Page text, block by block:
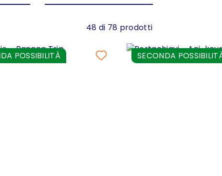
48 di 78 prodotti
POSSIBILITÀ SECONDA